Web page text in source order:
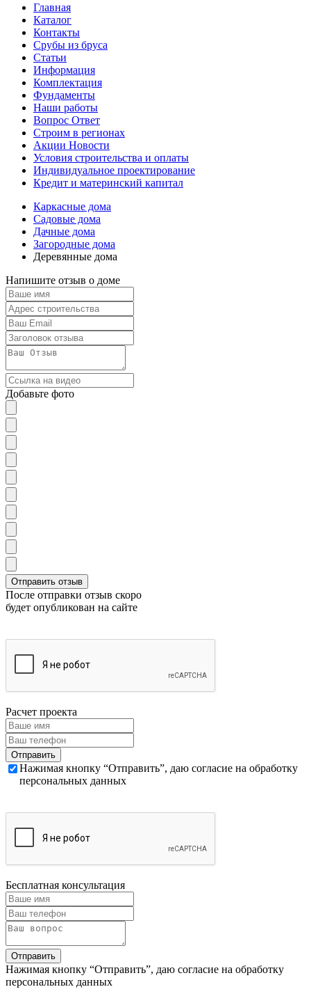
Главная
Каталог
Контакты
Срубы из бруса
Статьи
Информация
Комплектация
Фундаменты
Наши работы
Вопрос Ответ
Строим в регионах
Акции Новости
Условия строительства и оплаты
Индивидуальное проектирование
Кредит и материнский капитал
Каркасные дома
Садовые дома
Дачные дома
Загородные дома
Деревянные дома
Напишите отзыв о доме
Добавьте фото
После отправки отзыв скоро
будет опубликован на сайте
Расчет проекта
Нажимая кнопку “Отправить”, даю согласие на обработку
персональных данных
Бесплатная консультация
Нажимая кнопку “Отправить”, даю согласие на обработку
персональных данных